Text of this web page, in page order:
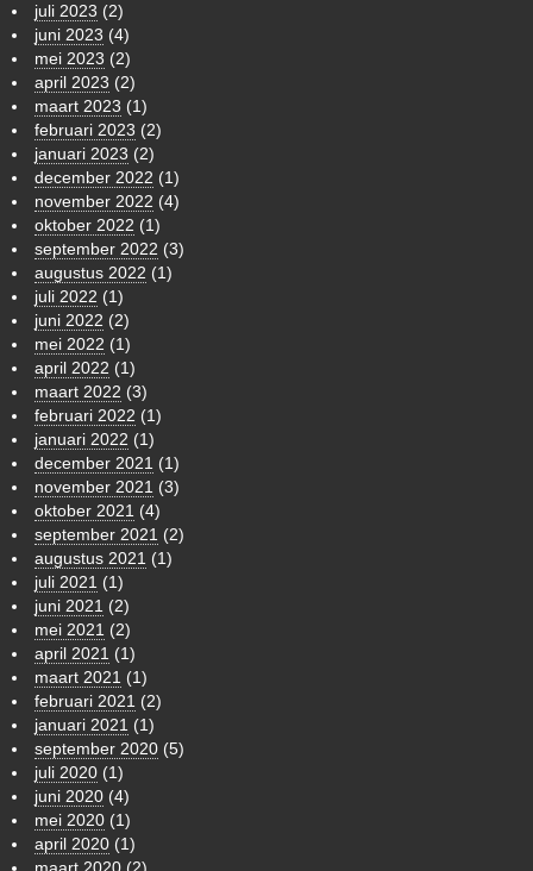
juli 2023 (2)
juni 2023 (4)
mei 2023 (2)
april 2023 (2)
maart 2023 (1)
februari 2023 (2)
januari 2023 (2)
december 2022 (1)
november 2022 (4)
oktober 2022 (1)
september 2022 (3)
augustus 2022 (1)
juli 2022 (1)
juni 2022 (2)
mei 2022 (1)
april 2022 (1)
maart 2022 (3)
februari 2022 (1)
januari 2022 (1)
december 2021 (1)
november 2021 (3)
oktober 2021 (4)
september 2021 (2)
augustus 2021 (1)
juli 2021 (1)
juni 2021 (2)
mei 2021 (2)
april 2021 (1)
maart 2021 (1)
februari 2021 (2)
januari 2021 (1)
september 2020 (5)
juli 2020 (1)
juni 2020 (4)
mei 2020 (1)
april 2020 (1)